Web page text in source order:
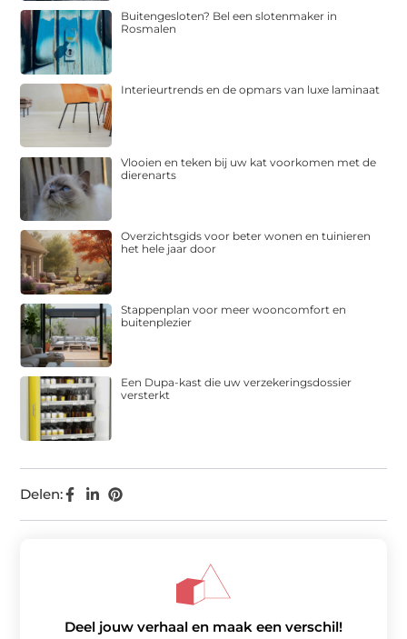
Delen:
Buitengesloten? Bel een slotenmaker in
Rosmalen
Interieurtrends en de opmars van luxe laminaat
Vlooien en teken bij uw kat voorkomen met de
dierenarts
Overzichtsgids voor beter wonen en tuinieren
het hele jaar door
Stappenplan voor meer wooncomfort en
buitenplezier
Een Dupa-kast die uw verzekeringsdossier
versterkt
Deel jouw verhaal en maak een verschil!